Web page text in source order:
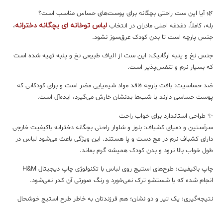
🌿 آیا این ست راحتی بچگانه برای پوست‌های حساس مناسب است؟
بله، کاملاً. دغدغه اصلی مادران در انتخاب لباس توخانه ای بچگانه دخترانه،
جنس پارچه است تا بدن کودک عرق‌سوز نشود.
جنس نخ و پنبه ارگانیک: این ست از الیاف طبیعی نخ و پنبه تهیه شده است
که بسیار نرم و تنفس‌پذیر است.
ضد حساسیت: بافت پارچه فاقد مواد شیمیایی مضر است و برای کودکانی که
پوست حساسی دارند یا شب‌ها بدنشان خارش می‌گیرد، ایده‌آل است.
✨ طراحی استاندارد برای خواب راحت
سرآستین و دمپای کشباف: بلوز و شلوار راحتی بچگانه دخترانه باکیفیت خارجی
دارای کشباف نرم در مچ دست و پا هستند. این ویژگی باعث می‌شود لباس در
طول خواب بالا نرود و بدن کودک همیشه گرم بماند.
چاپ باکیفیت: طرح‌های استیچ روی لباس با تکنولوژی چاپ دیجیتال H&M
انجام شده که با شستشو ترک نمی‌خورد و رنگ صورتی آن کدر نمی‌شود.
نتیجه‌گیری: یک تیر و دو نشان؛ هم فرزندتان به خاطر طرح استیچ خوشحال